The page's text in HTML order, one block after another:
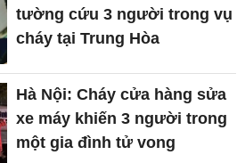
tường cứu 3 người trong vụ
cháy tại Trung Hòa
Hà Nội: Cháy cửa hàng sửa
xe máy khiến 3 người trong
một gia đình tử vong